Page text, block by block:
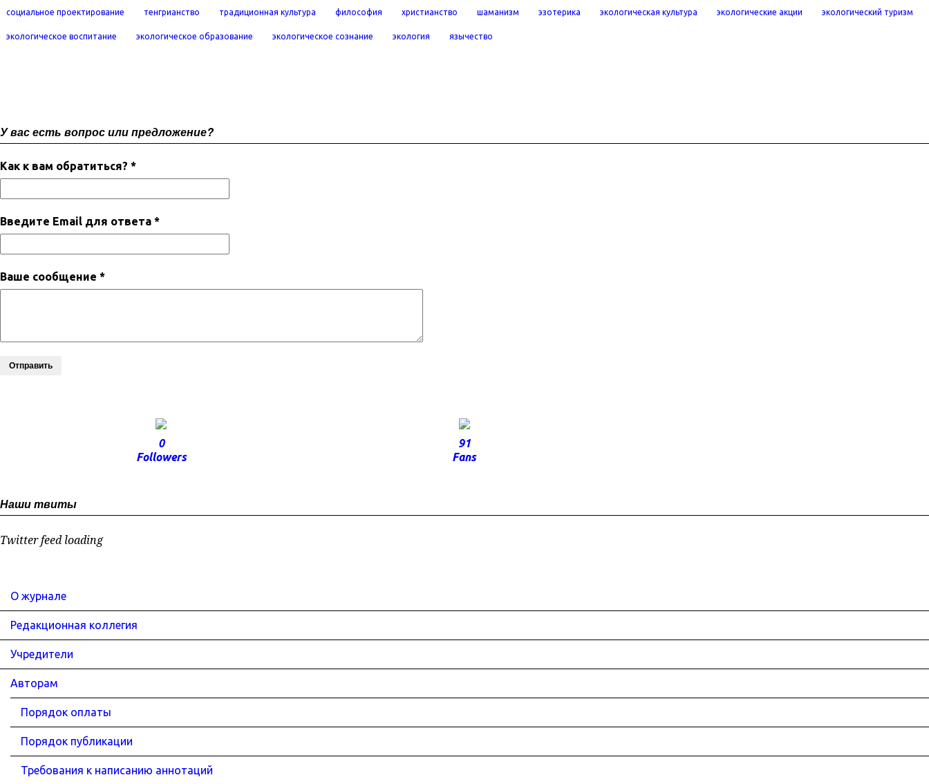
социальное проектирование тенгрианство традиционная культура философия христианство шаманизм эзотерика экологическая культура экологические акции экологический туризм
экологическое воспитание экологическое образование экологическое сознание экология язычество
У вас есть вопрос или предложение?
Как к вам обратиться? *
Введите Email для ответа *
Ваше сообщение *
Отправить
0
Followers
91
Fans
Наши твиты
Twitter feed loading
О журнале
Редакционная коллегия
Учредители
Авторам
Порядок оплаты
Порядок публикации
Требования к написанию аннотаций